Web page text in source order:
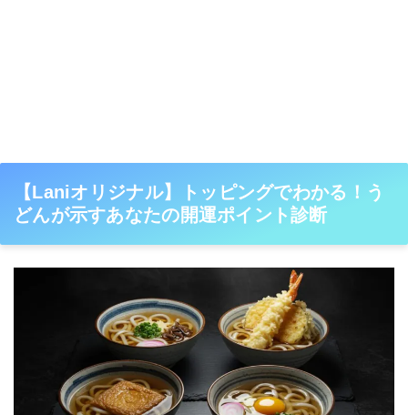
【Laniオリジナル】トッピングでわかる！う
どんが示すあなたの開運ポイント診断